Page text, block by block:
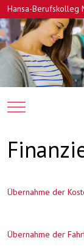
Hansa-Berufskolleg
Mobile Menu
Übernahme der
Übernahme der